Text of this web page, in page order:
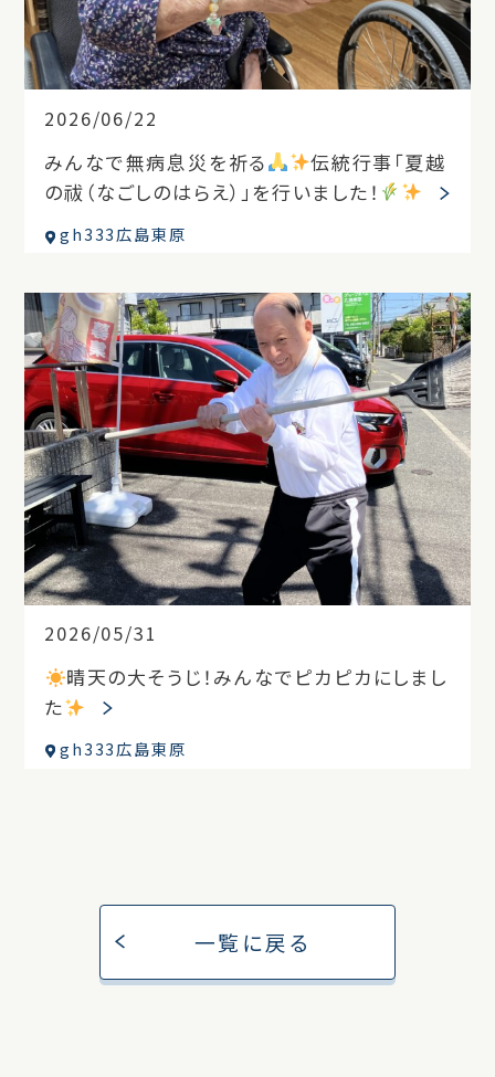
2026/06/22
みんなで無病息災を祈る
伝統行事「夏越
の祓（なごしのはらえ）」を行いました！
gh333広島東原
2026/05/31
晴天の大そうじ！みんなでピカピカにしまし
た
gh333広島東原
一覧に戻る